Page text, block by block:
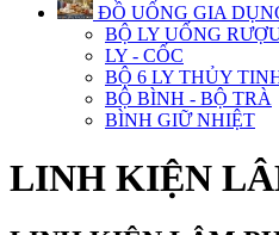
ĐỒ UỐNG GIA
BỘ LY UỐNG
LY - CỐC
BỘ 6 LY THỦY
BỘ BÌNH - BỘ TRÀ
BÌNH GIỮ NHIỆT
LINH KIỆN